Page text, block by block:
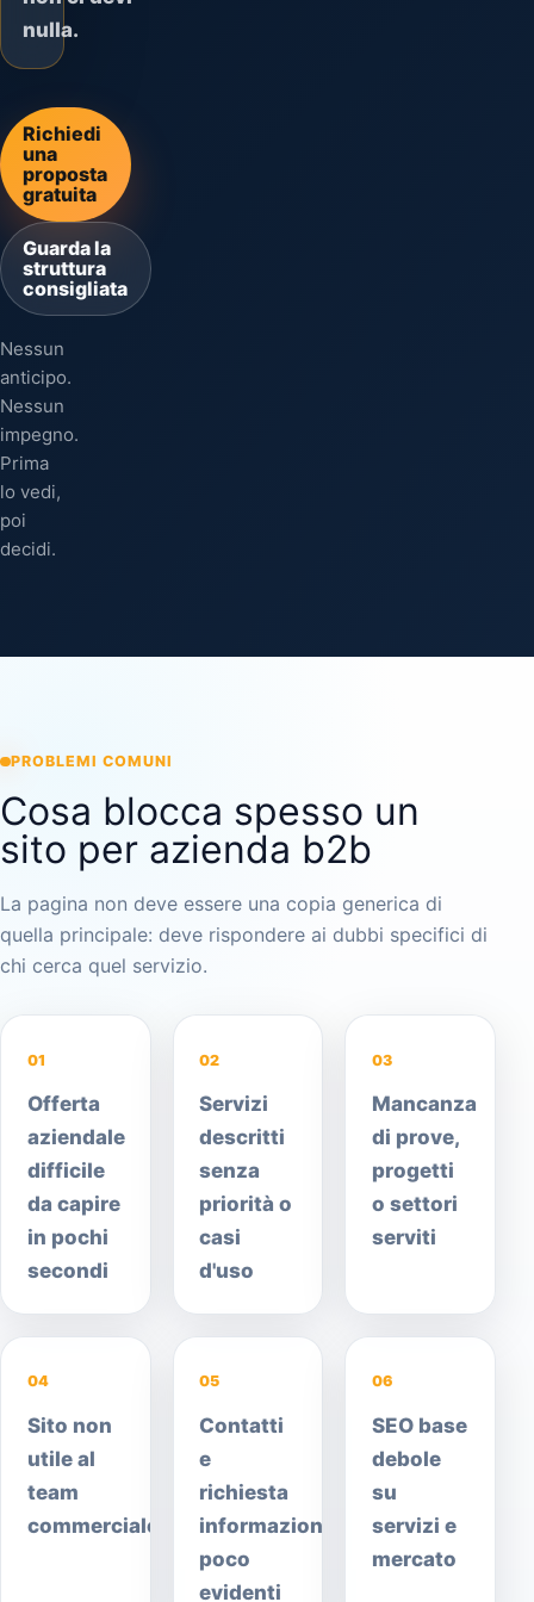
nulla.
Richiedi
una
proposta
gratuita
Guarda la
struttura
consigliata
Nessun
anticipo.
Nessun
impegno.
Prima
lo vedi,
poi
decidi.
PROBLEMI COMUNI
Cosa blocca spesso un
sito per azienda b2b
La pagina non deve essere una copia generica di
quella principale: deve rispondere ai dubbi specifici di
chi cerca quel servizio.
01
Offerta
aziendale
difficile
da capire
in pochi
secondi
02
Servizi
descritti
senza
priorità o
casi
d'uso
03
Mancanza
di prove,
progetti
o settori
serviti
04
Sito non
utile al
team
commerciale
05
Contatti
e
richiesta
informazioni
poco
evidenti
06
SEO base
debole
su
servizi e
mercato